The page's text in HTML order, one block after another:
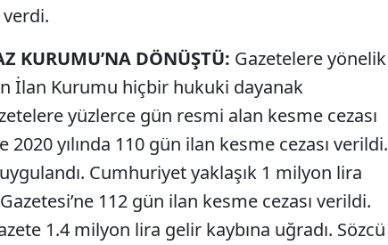
KURUMU’NA DÖNÜŞTÜ: Gazetelere yönelik
İlan Kurumu hiçbir hukuki dayanak
yüzlerce gün resmi alan kesme cezası
yılında 110 gün ilan kesme cezası verildi.
Cumhuriyet yaklaşık 1 milyon lira
112 gün ilan kesme cezası verildi.
1.4 milyon lira gelir kaybına uğradı. Sözcü